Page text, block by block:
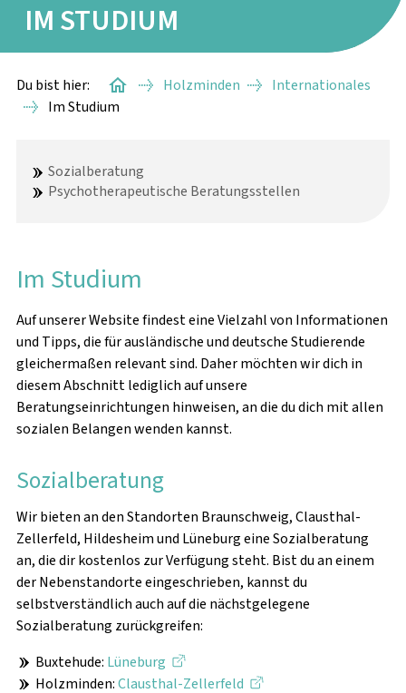
VOR DEM STUDIUM
NACH DEM STUDIUM
IM STUDIUM
Du bist hier: Holzminden
Internationales
Im Studium
Sozialberatung
Psychotherapeutische Beratungsstellen
Im Studium
Auf unserer Website findest eine Vielzahl von Informationen
und Tipps, die für ausländische und deutsche Studierende
gleichermaßen relevant sind. Daher möchten wir dich in
diesem Abschnitt lediglich auf unsere
Beratungseinrichtungen hinweisen, an die du dich mit allen
sozialen Belangen wenden kannst.
Sozialberatung
Wir bieten an den Standorten Braunschweig, Clausthal-
Zellerfeld, Hildesheim und Lüneburg eine Sozialberatung
an, die dir kostenlos zur Verfügung steht. Bist du an einem
der Nebenstandorte eingeschrieben, kannst du
selbstverständlich auch auf die nächstgelegene
Sozialberatung zurückgreifen:
Buxtehude: Lüneburg
Holzminden:Clausthal-Zellerfeld